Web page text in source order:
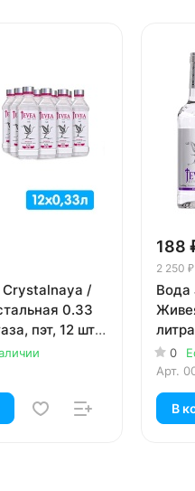
/
0.33
пэт, 12 шт.
188
2 250 ₽
Вода
уп.
0
Арт.
В